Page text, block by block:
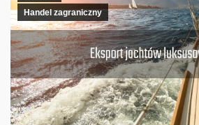
Handel zagraniczny